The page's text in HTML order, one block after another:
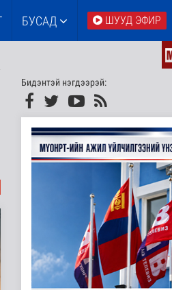
БУСАД ШУУД ЭФИР
Бидэнтэй нэгдээрэй: